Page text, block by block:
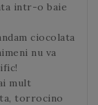
intr-o baie
ciocolata
nu va
mult
torrocino